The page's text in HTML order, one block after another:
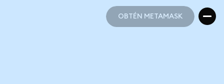
OBTÉN METAMASK